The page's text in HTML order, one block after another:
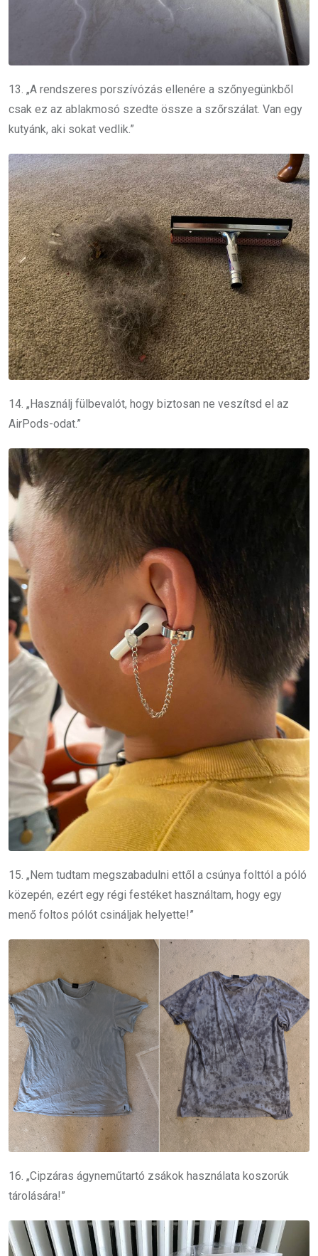
13. „A rendszeres porszívózás ellenére a szőnyegünkből
csak ez az ablakmosó szedte össze a szőrszálat. Van egy
kutyánk, aki sokat vedlik.”
14. „Használj fülbevalót, hogy biztosan ne veszítsd el az
AirPods-odat.”
15. „Nem tudtam megszabadulni ettől a csúnya folttól a póló
közepén, ezért egy régi festéket használtam, hogy egy
menő foltos pólót csináljak helyette!”
16. „Cipzáras ágyneműtartó zsákok használata koszorúk
tárolására!”